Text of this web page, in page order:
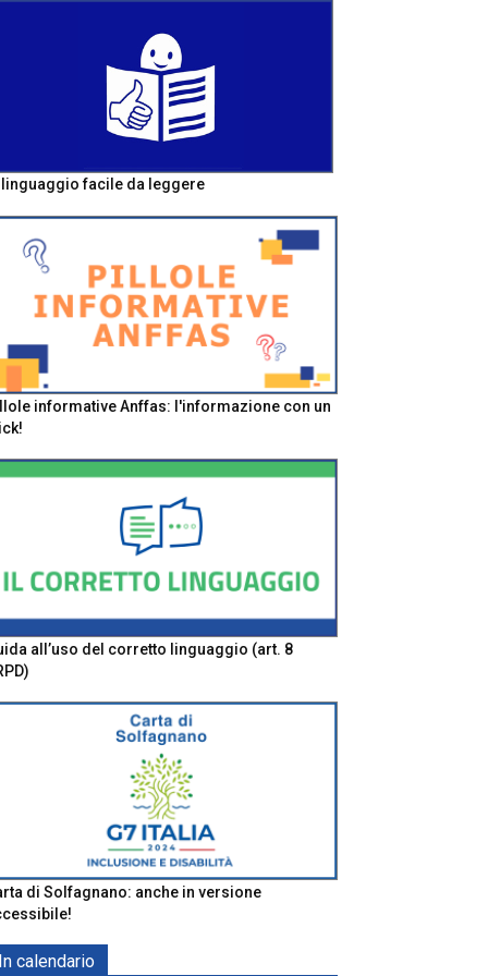
linguaggio facile da leggere
informative Anffas: l'informazione con un
all’uso del corretto linguaggio (art. 8
di Solfagnano: anche in versione
In calendario